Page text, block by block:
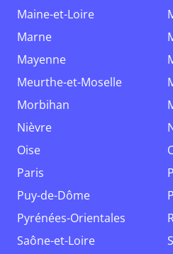
Maine-et-Loire
Marne
Mayenne
Meurthe-et-Moselle
Morbihan
Nièvre
Oise
Paris
Puy-de-Dôme
Pyrénées-Orientales
Saône-et-Loire